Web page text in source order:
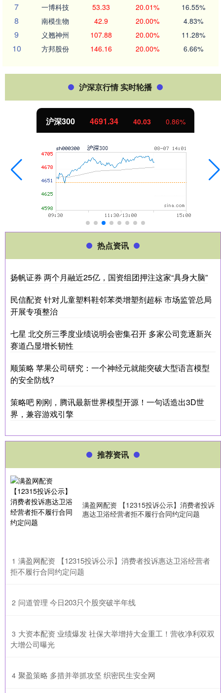
7 一博科技 53.33 20.01% 16.55%
8 南模生物 42.9 20.00% 4.83%
9 义翘神州 107.88 20.00% 11.28%
10 方邦股份 146.16 20.00% 6.66%
沪深京行情 实时轮播
沪深300 4691.34 40.03 0.86%
热点资讯
扬帆证券 两个月融近25亿，国资组团押注这家“具身大脑”
民信配资 针对儿童塑料鞋邻苯类增塑剂超标 市场监管总局
开展专项整治
七星 北交所三季度业绩说明会密集召开 多家公司竞逐新兴
赛道凸显增长韧性
顺策略 苹果公司研究：一个神经元就能突破大型语言模型
的安全防线?
策略吧 刚刚，腾讯最新世界模型开源！一句话造出3D世
界，兼容游戏引擎
推荐资讯
满盈网配资 【12315投诉公示】消费者投诉
惠达卫浴经营者拒不履行合同约定问题
1 ​满盈网配资 【12315投诉公示】消费者投诉惠达卫浴经营者
拒不履行合同约定问题
2 ​问道管理 今日203只个股突破半年线
3 ​大资本配资 业绩爆发 社保大举增持大金重工！营收净利双双
大增公司曝光
4 ​聚盈策略 多措并举抓攻坚 织密民生安全网